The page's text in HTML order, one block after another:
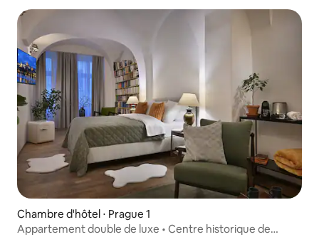
Chambre d'hôtel ⋅ Prague 1
Appartement double de luxe • Centre historique de